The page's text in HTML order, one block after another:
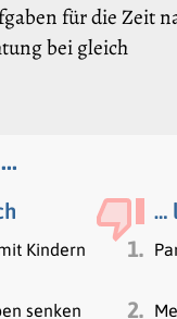
für die Zeit
bei gleich
…
Kindern
1.
senken 2.